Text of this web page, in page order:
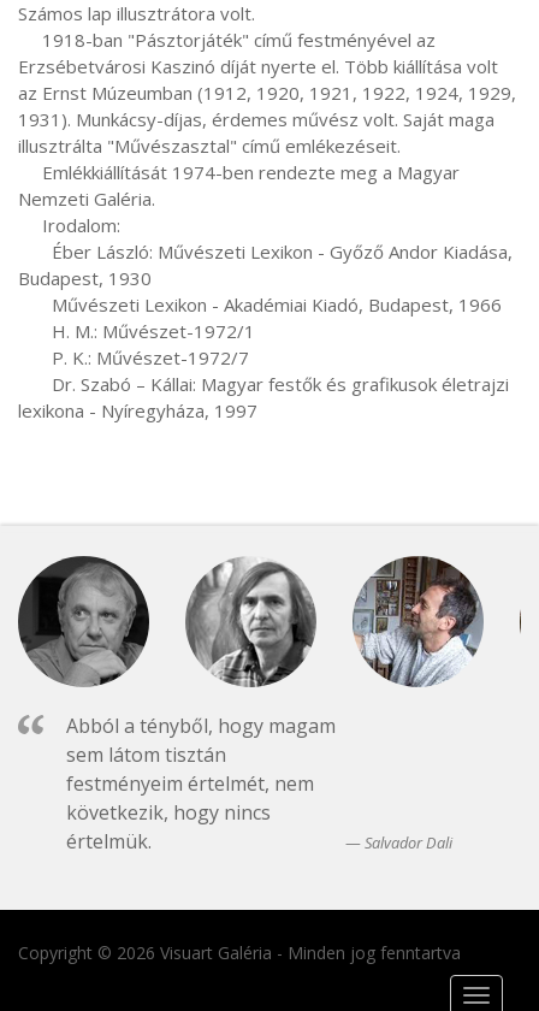
Számos lap illusztrátora volt.
Erzsébetvárosi Kaszinó díját nyerte el. Több kiállítása volt
az Ernst Múzeumban (1912, 1920, 1921, 1922, 1924, 1929,
1931). Munkácsy-díjas, érdemes művész volt. Saját maga
illusztrálta "Művészasztal" című emlékezéseit.
Nemzeti Galéria.
Budapest, 1930
lexikona - Nyíregyháza, 1997
Abból a tényből, hogy magam
sem látom tisztán
festményeim értelmét, nem
következik, hogy nincs
értelmük.
Salvador Dali
Copyright © 2026 Visuart Galéria - Minden jog fenntartva
Toggle